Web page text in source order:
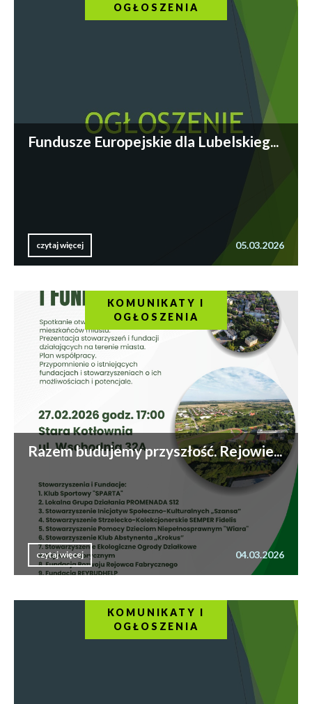
OGŁOSZENIA
Fundusze Europejskie dla Lubelskieg...
czytaj więcej 05.03.2026
KOMUNIKATY I
OGŁOSZENIA
Razem budujemy przyszłość. Rejowie...
czytaj więcej 04.03.2026
KOMUNIKATY I
OGŁOSZENIA